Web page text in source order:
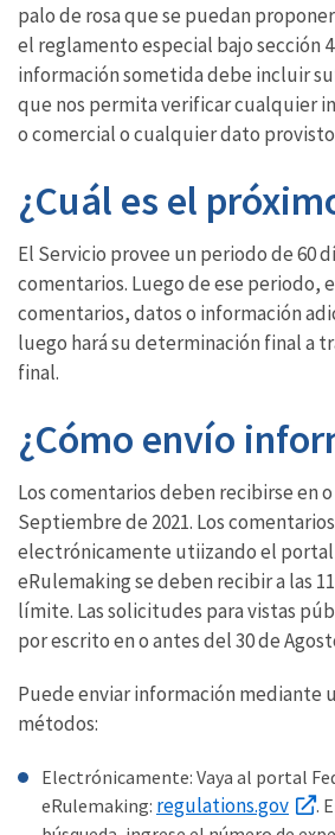
palo de rosa que se puedan
el reglamento especial bajo sección
información sometida debe incluir
que nos permita verificar cualquier
o comercial o cualquier dato
¿Cuál es el
El Servicio provee un periodo de 60
comentarios. Luego de ese periodo,
comentarios, datos o información
luego hará su determinación final a
final.
¿Cómo envío
Los comentarios deben recibirse en
Septiembre de 2021. Los
electrónicamente utiizando el
eRulemaking se deben recibir a las
límite. Las solicitudes para vistas
por escrito en o antes del 30 de
Puede enviar información mediante
métodos:
Electrónicamente: Vaya al portal
eRulemaking: regulations.gov
.